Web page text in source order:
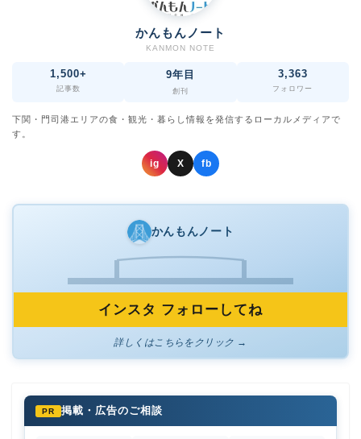
かんもんノート
KANMON NOTE
1,500+
記事数
9年目
創刊
3,363
フォロワー
下関・門司港エリアの食・観光・暮らし情報を発信するローカルメディアで
す。
ig X fb
かんもんノート
インスタ フォローしてね
詳しくはこちらをクリック →
PR 掲載・広告のご相談